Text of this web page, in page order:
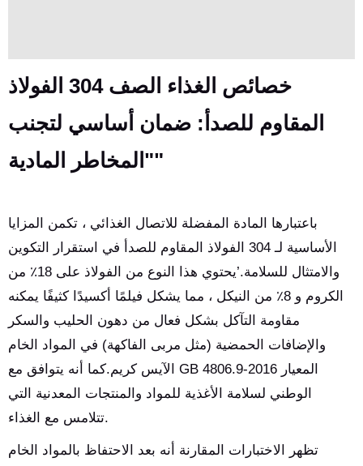
خصائص الغذاء الصف 304 الفولاذ
المقاوم للصدأ: ضمان أساسي لتجنب
المخاطر المادية""
باعتبارها المادة المفضلة للاتصال الغذائي ، تكمن المزايا
الأساسية لـ 304 الفولاذ المقاوم للصدأ في استقرار التكوين
والامتثال للسلامة.’يحتوي هذا النوع من الفولاذ على 18٪ من
الكروم و 8٪ من النيكل ، مما يشكل فيلمًا أكسيدًا كثيفًا يمكنه
مقاومة التآكل بشكل فعال من دهون الحليب والسكر
والإضافات الحمضية (مثل مربى الفاكهة) في المواد الخام
الآيس كريم.كما أنه يتوافق مع GB 4806.9-2016 المعيار
الوطني لسلامة الأغذية للمواد والمنتجات المعدنية التي
تتلامس مع الغذاء.
تظهر الاختبارات المقارنة أنه بعد الاحتفاظ بالمواد الخام